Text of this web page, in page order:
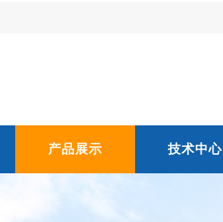
产品展示 技术中心